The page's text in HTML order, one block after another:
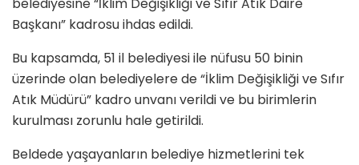
belediyesine “İklim Değişikliği ve Sıfır Atık Daire
Başkanı” kadrosu ihdas edildi.
Bu kapsamda, 51 il belediyesi ile nüfusu 50 binin
üzerinde olan belediyelere de “İklim Değişikliği ve Sıfır
Atık Müdürü” kadro unvanı verildi ve bu birimlerin
kurulması zorunlu hale getirildi.
Beldede yaşayanların belediye hizmetlerini tek